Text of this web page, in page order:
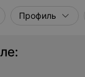
Профиль